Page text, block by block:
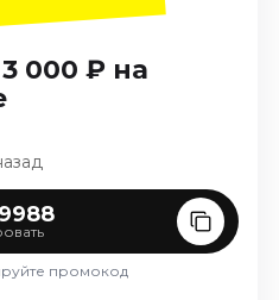
000 ₽ на
промокод